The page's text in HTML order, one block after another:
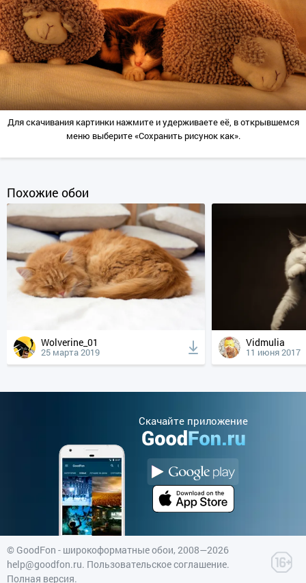
Для скачивания картинки нажмите и удерживаете её, в открывшемся
меню выберите «Сохранить рисунок как».
Похожие обои
Wolverine_01
25 марта 2019
Vidmulia
11 июня 2017
Cкачайте приложение
© GoodFon - широкоформатные обои, 2008—2026
help@goodfon.ru. Пользовательское соглашение.
Полная версия.